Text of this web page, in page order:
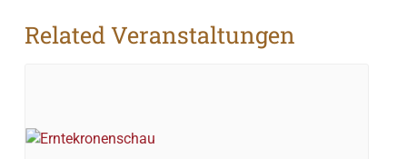
Related Veranstaltungen